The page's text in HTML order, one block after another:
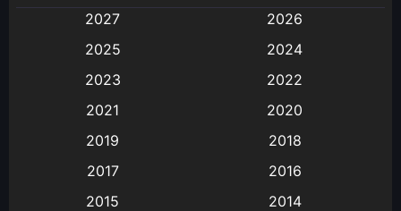
Animation การ์ตูน
Animation อนิเมะ
Animation แอนิเมชัน
2027
2026
2025
2024
2023
2022
2021
2020
2019
2018
2017
2016
2015
2014